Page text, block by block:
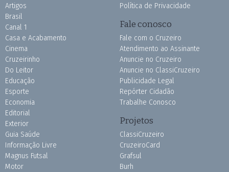
Artigos
Brasil
Canal 1
Casa e Acabamento
Cinema
Cruzeirinho
Do Leitor
Educação
Esporte
Economia
Editorial
Exterior
Guia Saúde
Informação Livre
Magnus Futsal
Motor
Política de Privacidade
Fale conosco
Fale com o Cruzeiro
Atendimento ao Assinante
Anuncie no Cruzeiro
Anuncie no ClassiCruzeiro
Publicidade Legal
Repórter Cidadão
Trabalhe Conosco
Projetos
ClassiCruzeiro
CruzeiroCard
Grafsul
Burh